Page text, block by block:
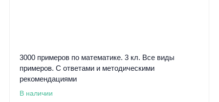
3000 примеров по математике. 3 кл. Все виды
примеров. С ответами и методическими
рекомендациями
В наличии